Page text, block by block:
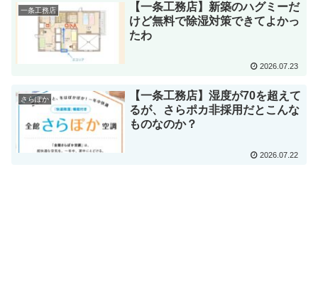
一条工務店
【一条工務店】新築のハグミーだ
けど無料で除湿対策できてよかっ
たわ
2026.07.23
さらぽか
【一条工務店】湿度が70を超えて
るが、さらポカ非採用だとこんな
ものなのか？
2026.07.22